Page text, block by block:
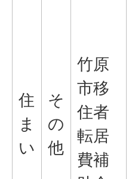
住
ま
い
そ
の
他
竹原
市移
住者
転居
費補